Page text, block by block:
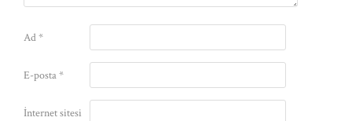
Ad*
E-posta*
İnternet sitesi